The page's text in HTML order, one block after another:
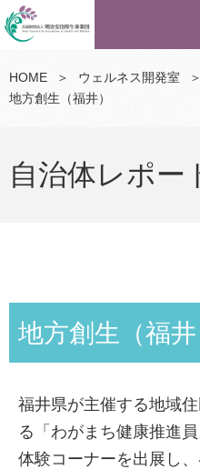
HOME ＞ ウェルネス開発室 ＞
地方創生（福井）
自治体レポー
地方創生（福井
福井県が主催する地域
る「わがまち健康推進
体験コーナーを出展し